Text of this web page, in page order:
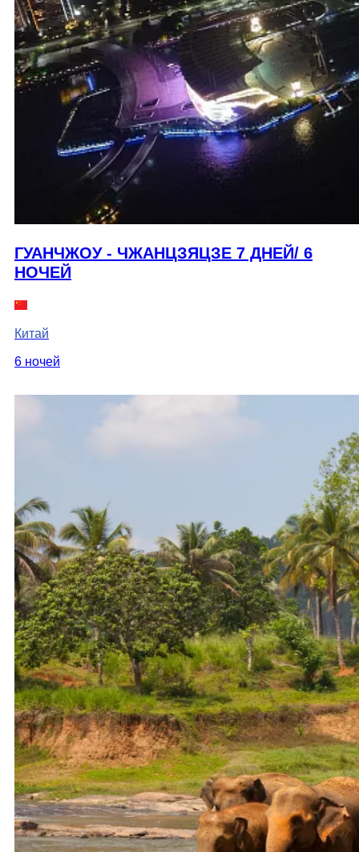
ГУАНЧЖОУ - ЧЖАНЦЗЯЦЗЕ 7 ДНЕЙ/ 6
НОЧЕЙ
Китай
6 ночей